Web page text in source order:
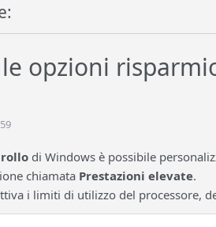
opzioni
di Windows è possibile
chiamata Prestazioni elevate.
i limiti di utilizzo del processore,